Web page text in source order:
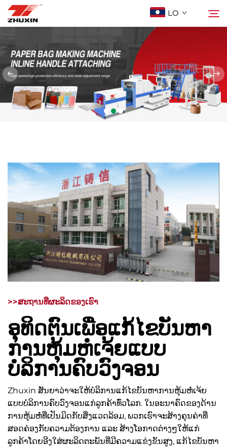
LO
ຜະລິດຕະພັນ
ການລົງທຶນ
ຕິດຕໍ່
คำถามที่พบบ่อย
ຄົ້ນຫາ
>>ສະຖານທີ່ຜະລິດຂອງເຮົາ
ອຸທິດຕົນເພື່ອແກ້ໄຂບັນຫາ
ການຫຸ້ມຫໍ່ເຈ້ຍແບບ
ບໍລິການຄົບວົງຈອນ
Zhuxin ສັນຍາວ່າຈະໃຫ້ບໍລິການແກ້ໄຂບັນຫາການຫຸ້ມຫໍ່ເຈ້ຍ
ແບບບໍລິການຄົບວົງຈອນແກ່ລູກຄ້າທົ່ວໂລກ. ໃນອະນາຄົດຂອງດ້ານ
ການຫຸ້ມຫໍ່ທີ່ເປັນມິດກັບສິ່ງແວດລ້ອມ, ພວກເຮົາຈະສ້າງຄຸນຄ່າທີ່
ສອດຄ່ອງກັບຄວາມຕ້ອງການ ແລະ ສ້າງໂອກາດຕ່າງໆໃຫ້ແກ່
ລູກຄ້າໂດຍອີງໃສ່ຜະລິດຕະພັນທີ່ມີຄວາມແຂ່ງຂັນສູງ, ແກ້ໄຂບັນຫາ